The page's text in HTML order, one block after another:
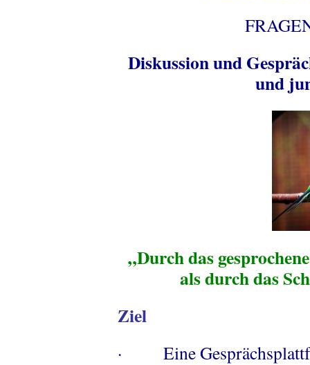
Diskussion und
und
„Durch das
als durch das
Ziel
· Eine